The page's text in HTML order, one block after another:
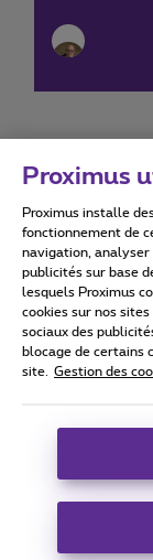
Tous droits
Conditions
Coordonnées de
Boulevard du Roi
Proximus
Proximus installe
fonctionnement de
navigation,
publicités sur base
lesquels Proximus
cookies sur nos
sociaux des
blocage de certains
site.
Gestion des